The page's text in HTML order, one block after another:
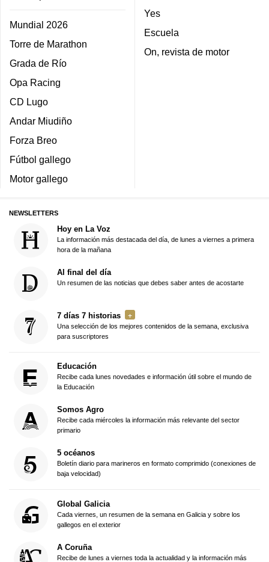
Mundial 2026
Torre de Marathon
Grada de Río
Opa Racing
CD Lugo
Andar Miudiño
Forza Breo
Fútbol gallego
Motor gallego
Yes
Escuela
On, revista de motor
NEWSLETTERS
Hoy en La Voz
La información más destacada del día, de lunes a viernes a primera
hora de la mañana
Al final del día
Un resumen de las noticias que debes saber antes de acostarte
7 días 7 historias
Una selección de los mejores contenidos de la semana, exclusiva
para suscriptores
Educación
Recibe cada lunes novedades e información útil sobre el mundo de
la Educación
Somos Agro
Recibe cada miércoles la información más relevante del sector
primario
5 océanos
Boletín diario para marineros en formato comprimido (conexiones de
baja velocidad)
Global Galicia
Cada viernes, un resumen de la semana en Galicia y sobre los
gallegos en el exterior
A Coruña
Recibe de lunes a viernes toda la actualidad y la información más